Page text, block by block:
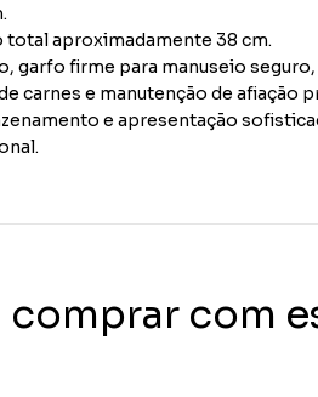
aproximadamente 38 cm.
garfo firme para manuseio
carnes e manutenção de afiação
e apresentação
comprar com